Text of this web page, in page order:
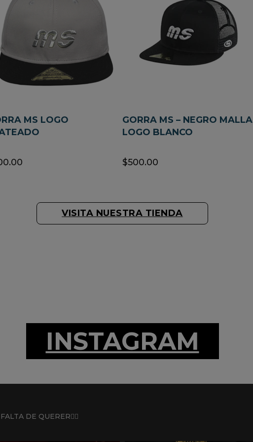
MS LOGO
GORRA MS – NEGRO MALLA
LOGO BLANCO
$500.00
VISITA NUESTRA TIENDA
INSTAGRAM
DE QUERER❤️‍🔥